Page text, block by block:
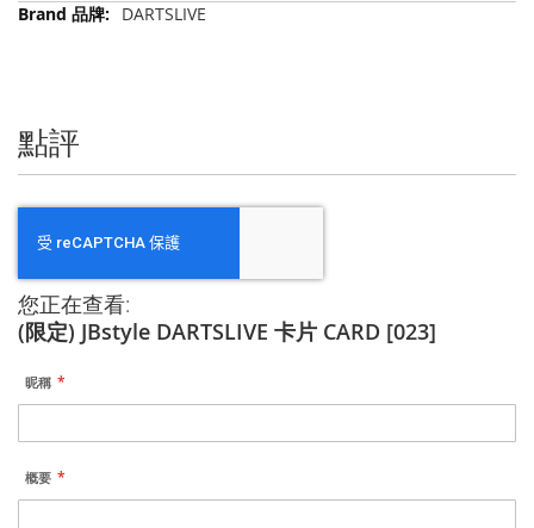
更
DARTSLIVE
點評
您正在查看:
(限定) JBstyle DARTSLIVE 卡片 CARD [023]
昵稱
概要